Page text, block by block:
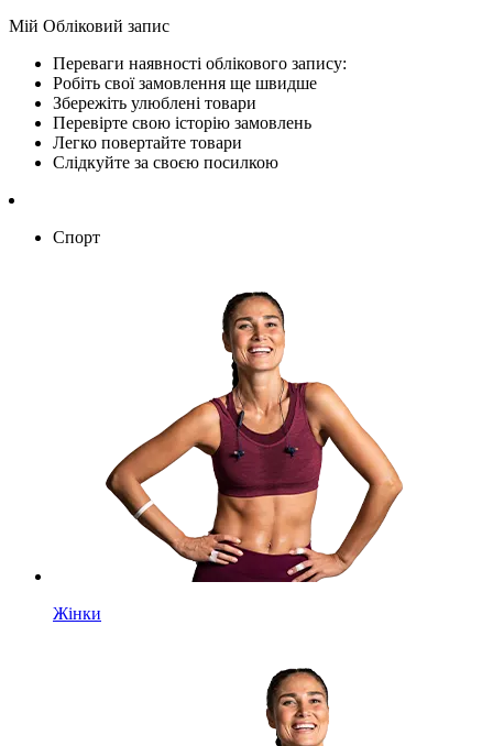
Мій Обліковий запис
Переваги наявності облікового запису:
Робіть свої замовлення ще швидше
Збережіть улюблені товари
Перевірте свою історію замовлень
Легко повертайте товари
Слідкуйте за своєю посилкою
Спорт
Жінки